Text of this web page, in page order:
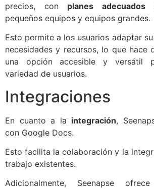
precios, con planes adecuados
pequeños equipos y equipos grandes.
Esto permite a los usuarios adaptar
necesidades y recursos, lo que hace
una opción accesible y versátil
variedad de usuarios.
Integraciones
En cuanto a la integración,
con Google Docs.
Esto facilita la colaboración y la
trabajo existentes.
Adicionalmente, Seenapse